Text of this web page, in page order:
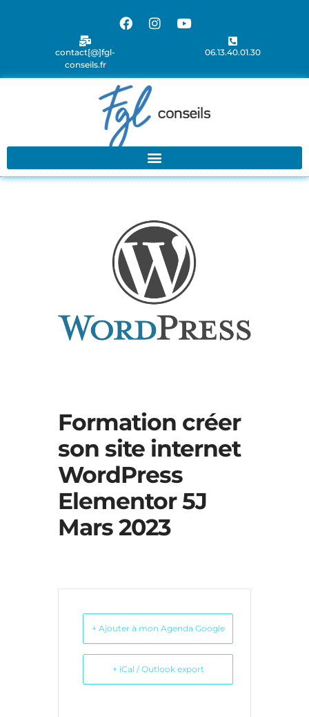
contact[@]fgl-
conseils.fr
06.13.40.01.30
Formation créer
son site internet
WordPress
Elementor 5J
Mars 2023
+ Ajouter à mon Agenda Google
+ iCal / Outlook export